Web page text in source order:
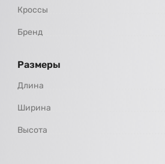
Кроссы
Бренд
Размеры
Длина
Ширина
Высота